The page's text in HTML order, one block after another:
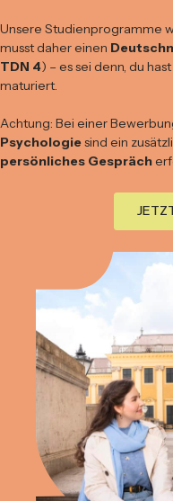
Unsere Studienprogramme
musst daher einen
TDN 4) – es sei denn, du
maturiert.
Achtung: Bei einer
Psychologiesind ein
persönliches Gespräch